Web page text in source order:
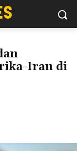
Iran di